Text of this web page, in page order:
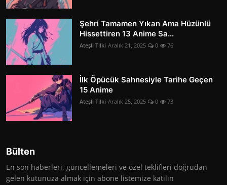
Şehri Tamamen Yıkan Ama Hüzünlü
Hissettiren 13 Anime Sa...
Ateşli Tilki Aralık 21, 2025 0 76
İlk Öpücük Sahnesiyle Tarihe Geçen
15 Anime
Ateşli Tilki Aralık 25, 2025 0 73
Bülten
En son haberleri, güncellemeleri ve özel teklifleri doğrudan
gelen kutunuza almak için abone listemize katılın